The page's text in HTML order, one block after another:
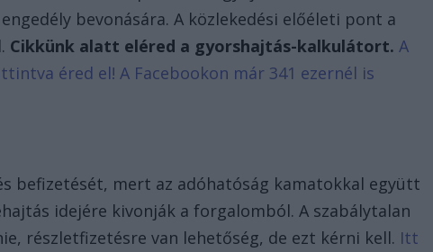
bevonására. A közlekedési előéleti pont a
Cikkünk alatt eléred a gyorshajtás-kalkulátort. A
éred el! A Facebookon már 341 ezernél is
befizetését, mert az adóhatóság kamatokkal együtt
idejére kivonják a forgalomból. A szabálytalan
részletfizetésre van lehetőség, de ezt kérni kell. Itt